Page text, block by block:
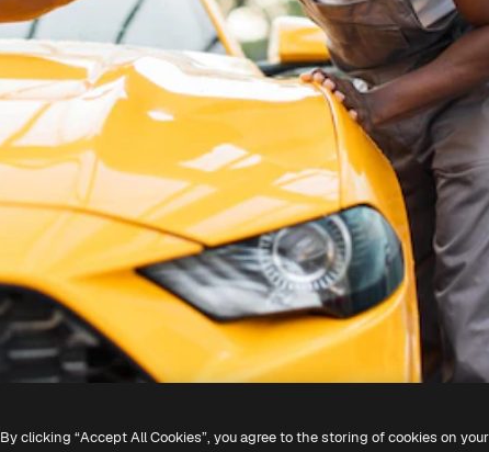
By clicking “Accept All Cookies”, you agree to the storing of cookies on